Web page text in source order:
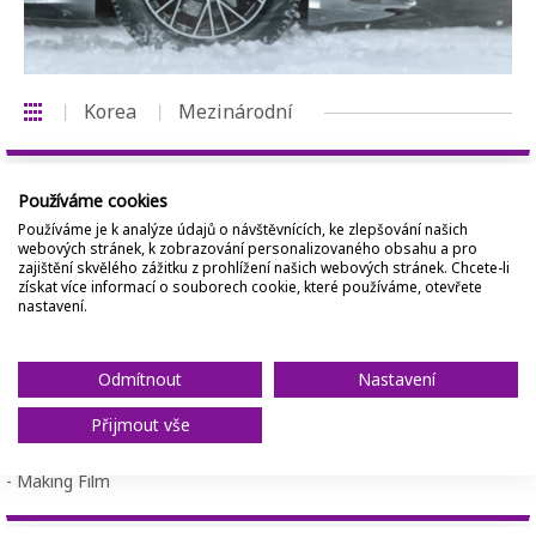
Korea Mezinárodní
- Making Film
Používáme cookies
Používáme je k analýze údajů o návštěvnících, ke zlepšování našich
webových stránek, k zobrazování personalizovaného obsahu a pro
zajištění skvělého zážitku z prohlížení našich webových stránek. Chcete-li
získat více informací o souborech cookie, které používáme, otevřete
nastavení.
Odmítnout
Nastavení
Přijmout vše